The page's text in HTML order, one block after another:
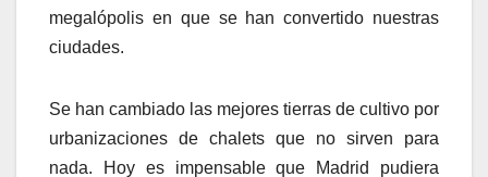
megalópolis en que se han convertido nuestras
ciudades.
Se han cambiado las mejores tierras de cultivo por
urbanizaciones de chalets que no sirven para
nada. Hoy es impensable que Madrid pudiera